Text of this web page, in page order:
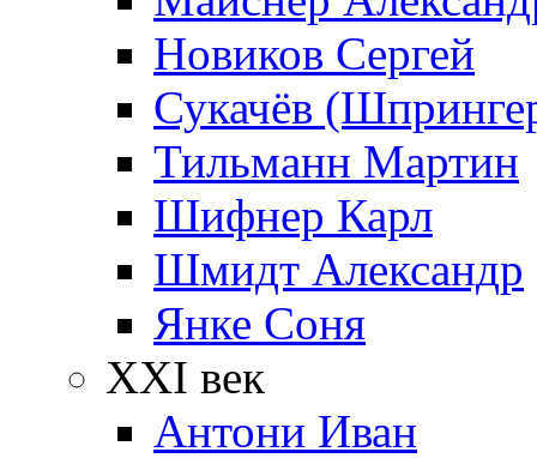
Новиков Сергей
Сукачёв
Тильманн Мартин
Шифнер Карл
Шмидт Александр
Янке Соня
XXI век
Антони Иван